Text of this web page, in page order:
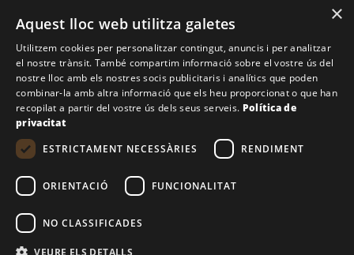
C/ Mogoda, 1 08210 Barberà del Vallès
Barcelona
C/ Aribau, 168, 1º 1ª 08036 BARCELONA
COPYRIGHT © 2026 FICAT. TOTS ELS DRETS
Financiado por la Unión Europea – NextGenerationEU
×
Aquest lloc web utilitza galetes
Utilitzem cookies per personalitzar contingut, anuncis i per analitzar
el nostre trànsit. També compartim informació sobre el vostre ús del
nostre lloc amb els nostres socis publicitaris i analítics que poden
combinar-la amb altra informació que els heu proporcionat o que han
recopilat a partir del vostre ús dels seus serveis. Política de
privacitat
ESTRICTAMENT NECESSÀRIES
RENDIMENT
ORIENTACIÓ FUNCIONALITAT
NO CLASSIFICADES
VEURE ELS DETALLS